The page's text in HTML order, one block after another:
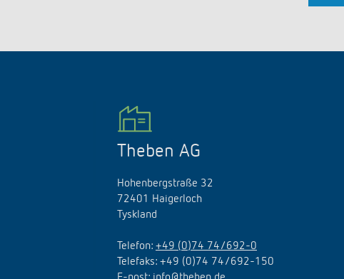
Theben AG
Hohenbergstraße 32
72401 Haigerloch
Tyskland
Telefon: +49 (0)74 74/692-0
Telefaks: +49 (0)74 74/692-150